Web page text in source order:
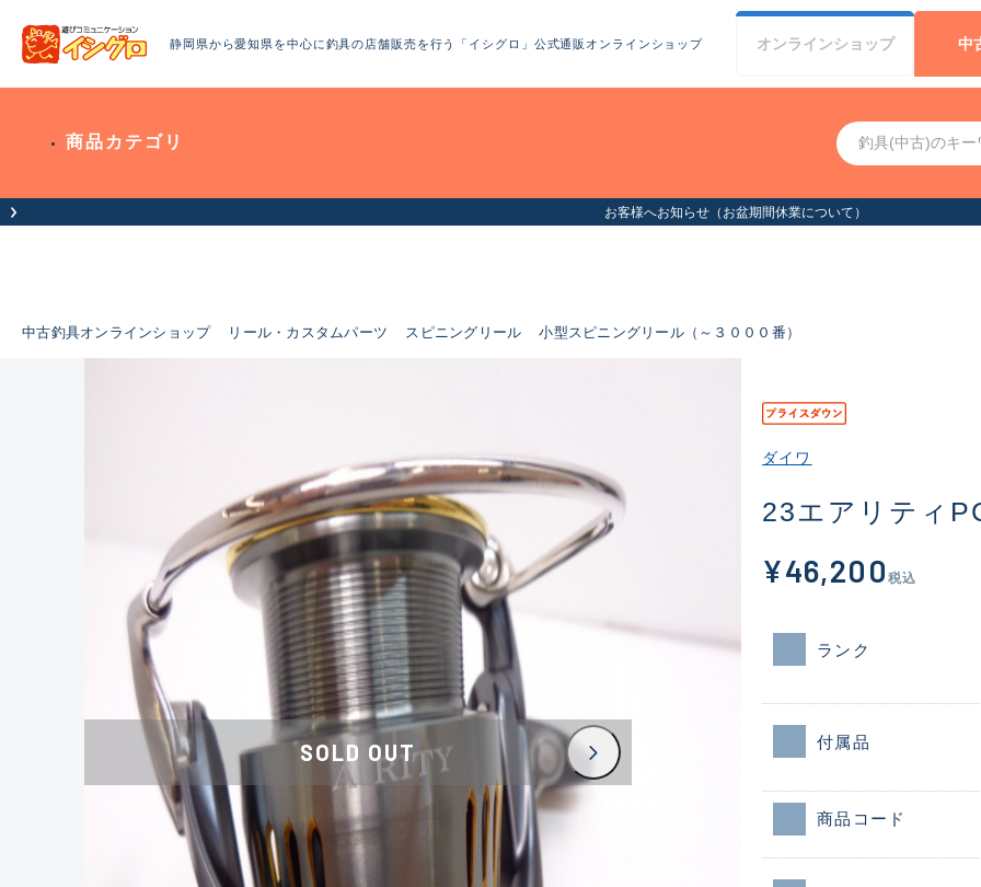
静岡県から愛知県を中心に釣具の店舗販売を行う「イシグロ」公式通販オンラインショップ オンラインショップ 中
商品カテゴリ
お客様へお知らせ（お盆期間休業について）
中古釣具オンラインショップ リール・カスタムパーツ スピニングリール 小型スピニングリール（～３０００番）
SOLD OUT
ダイワ
23エアリティ
¥46,200 税込
ランク
付属品
商品コード